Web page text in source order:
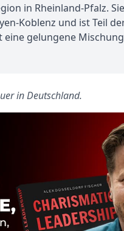
in Rheinland-Pfalz.
Koblenz und ist Teil
gelungene
in Deutschland.